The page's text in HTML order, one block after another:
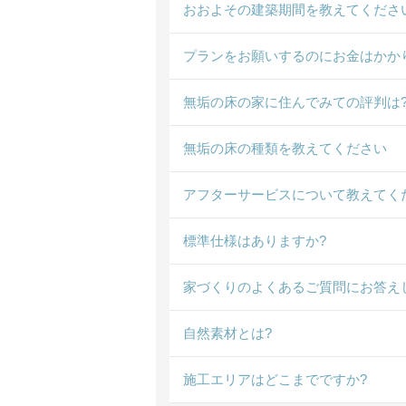
おおよその建築期間を教えてくださ
プランをお願いするのにお金はかか
無垢の床の家に住んでみての評判は
無垢の床の種類を教えてください
アフターサービスについて教えてく
標準仕様はありますか?
家づくりのよくあるご質問にお答え
自然素材とは?
施工エリアはどこまでですか?